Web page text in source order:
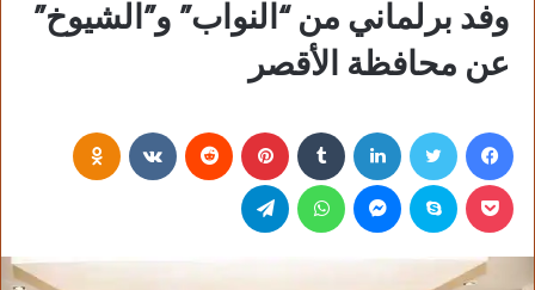
وفد برلماني من “النواب” و”الشيوخ”
عن محافظة الأقصر